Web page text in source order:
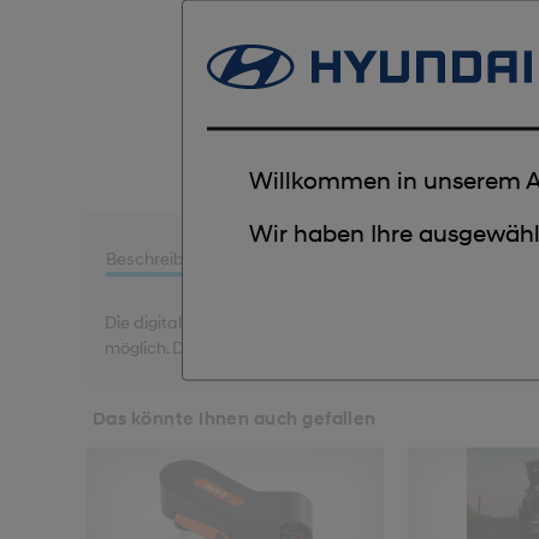
Beschreibung
Die digitale Parkscheibe stellt vollautomatisch Ihre
möglich. Die besonders sparsame Batterie hält ca. 2
Das könnte Ihnen auch gefallen
Willkommen in unserem
Wir haben Ihre